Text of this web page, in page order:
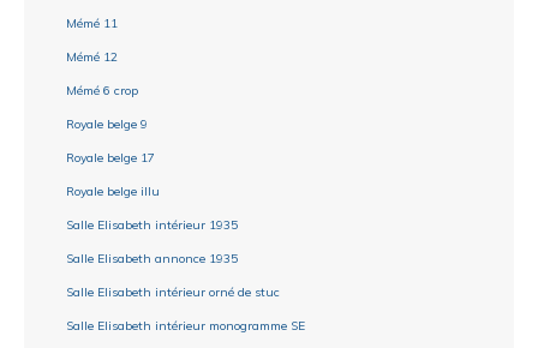
Mémé 11
Mémé 12
Mémé 6 crop
Royale belge 9
Royale belge 17
Royale belge illu
Salle Elisabeth intérieur 1935
Salle Elisabeth annonce 1935
Salle Elisabeth intérieur orné de stuc
Salle Elisabeth intérieur monogramme SE